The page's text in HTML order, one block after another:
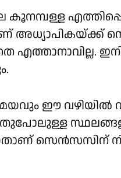
കൂനമ്പള്ള
എത്താനാവില്ല.
ഈ വഴിയിൽ
സെൻസസിന്